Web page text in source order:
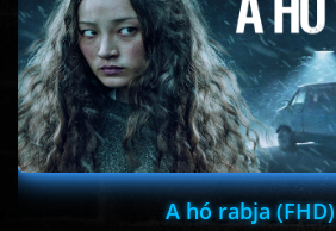
HORROR
SCI-FI
ANIMÁCIÓS A hó rabja (FHD)